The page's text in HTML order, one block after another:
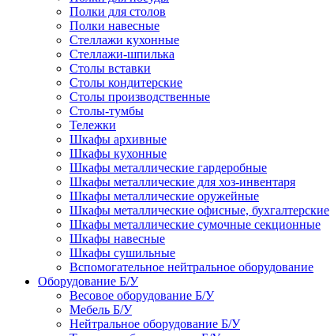
Полки для столов
Полки навесные
Стеллажи кухонные
Стеллажи-шпилька
Столы вставки
Столы кондитерские
Столы производственные
Столы-тумбы
Тележки
Шкафы архивные
Шкафы кухонные
Шкафы металлические гардеробные
Шкафы металлические для хоз-инвентаря
Шкафы металлические оружейные
Шкафы металлические офисные, бухгалтерские
Шкафы металлические сумочные секционные
Шкафы навесные
Шкафы сушильные
Вспомогательное нейтральное оборудование
Оборудование Б/У
Весовое оборудование Б/У
Мебель Б/У
Нейтральное оборудование Б/У